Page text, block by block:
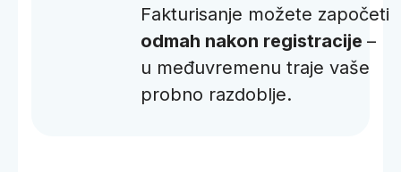
Fakturisanje možete započeti
odmah nakon registracije –
u međuvremenu traje vaše
probno razdoblje.